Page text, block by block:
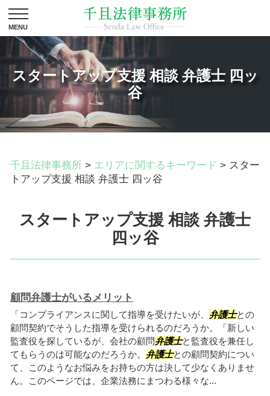
スタートアップ支援 相談 弁護士 四ッ
谷
千且法律事務所 > エリアに関するキーワード > スター
トアップ支援 相談 弁護士 四ッ谷
スタートアップ支援 相談 弁護士
四ッ谷
顧問弁護士がいるメリット
「コンプライアンスに関して指導を受けたいが、 弁護士との
顧問契約でそうした指導を受けられるのだろうか。「新しい
監査役を探しているが、会社の顧問弁護士と監査役を兼任し
てもらうのは可能なのだろうか。 弁護士との顧問契約につい
て、このようなお悩みをお持ちの方は決して少なくありませ
ん。このページでは、企業法務にまつわる様々な...